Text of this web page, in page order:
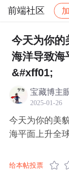
前端社区
社区 前端社
今天为你的
海洋导致海
&#xff01;
宝藏博主
2025-01-26
今天为你的美
海平面上升全
给本帖投票